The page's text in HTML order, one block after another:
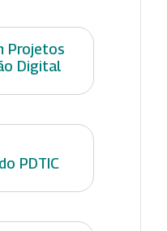
Projetos
Digital
PDTIC